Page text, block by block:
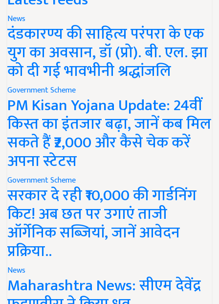
News
दंडकारण्य की साहित्य परंपरा के एक
युग का अवसान, डॉ (प्रो). बी. एल. झा
को दी गई भावभीनी श्रद्धांजलि
Government Scheme
PM Kisan Yojana Update: 24वीं
किस्त का इंतजार बढ़ा, जानें कब मिल
सकते हैं ₹2,000 और कैसे चेक करें
अपना स्टेटस
Government Scheme
सरकार दे रही ₹10,000 की गार्डनिंग
किट! अब छत पर उगाएं ताजी
ऑर्गेनिक सब्जियां, जानें आवेदन
प्रक्रिया..
News
Maharashtra News: सीएम देवेंद्र